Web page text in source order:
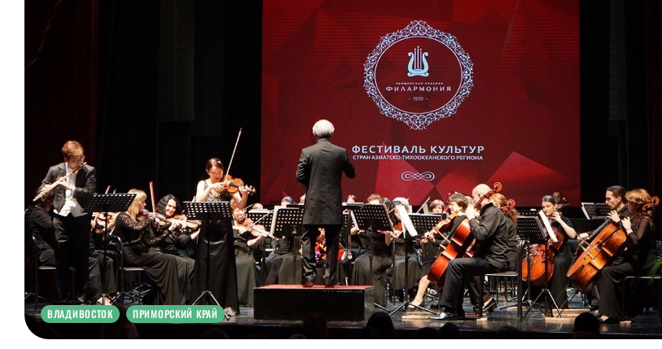
ВЛАДИВОСТОК ПРИМОРСКИЙ КРАЙ